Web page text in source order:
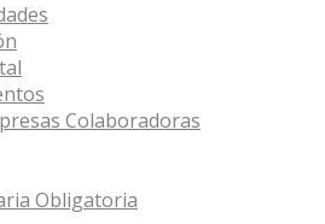
Colaboradoras
Obligatoria